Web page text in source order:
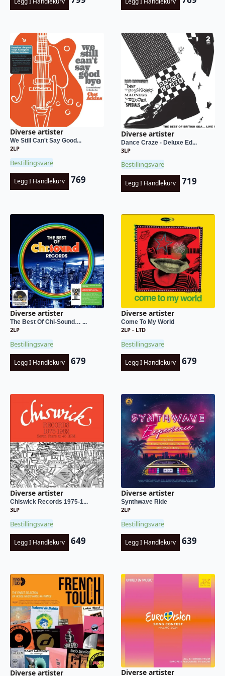
Diverse artister
We Still Can't Say Good...
2LP
Bestillingsvare
Legg I Handlekurv 769
Diverse artister
Dance Craze - Deluxe Ed...
3LP
Bestillingsvare
Legg I Handlekurv 719
Diverse artister
The Best Of Chi-Sound… ...
2LP
Bestillingsvare
Legg I Handlekurv 679
Diverse artister
Come To My World
2LP - LTD
Bestillingsvare
Legg I Handlekurv 679
Diverse artister
Chiswick Records 1975-1...
3LP
Bestillingsvare
Legg I Handlekurv 649
Diverse artister
Synthwave Ride
2LP
Bestillingsvare
Legg I Handlekurv 639
Diverse artister Diverse artister